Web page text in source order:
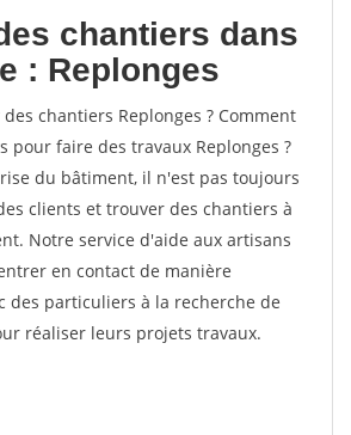
chantiers dans
: Replonges
chantiers Replonges ? Comment
pour faire des travaux Replonges ?
du bâtiment, il n'est pas toujours
clients et trouver des chantiers à
Notre service d'aide aux artisans
en contact de manière
des particuliers à la recherche de
réaliser leurs projets travaux.